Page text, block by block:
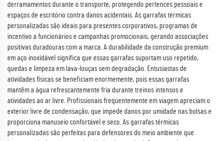
derramamentos durante o transporte, protegendo pertences pessoais e
espaços de escritório contra danos acidentais. As garrafas térmicas
personalizadas são ideais para presentes corporativos, programas de
incentivo a funcionários e campanhas promocionais, gerando associações
positivas duradouras com a marca. A durabilidade da construção premium
em aço inoxidável significa que essas garrafas suportam uso repetido,
quedas e limpeza em lava-louças sem degradação. Entusiastas de
atividades físicas se beneficiam enormemente, pois essas garrafas
mantêm a água refrescantemente fria durante treinos intensos e
atividades ao ar livre. Profissionais frequentemente em viagem apreciam o
exterior livre de condensação, que impede danos por umidade nas bolsas e
proporciona manuseio confortável e seco. As garrafas térmicas
personalizadas são perfeitas para defensores do meio ambiente que